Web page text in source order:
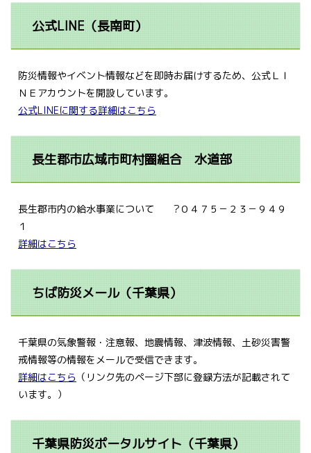
公式LINE（長南町）
防災情報やイベント情報などを即時お届けするため、公式ＬＩ
ＮＥアカウントを開設しています。
公式LINEに関する詳細はこちら
長生郡市広域市町村圏組合 水道部
長生郡市内の給水事業について ?０４７５－２３－９４９
１
詳細はこちら
ちば防災メール（千葉県）
千葉県の気象警報・注意報、地震情報、津波情報、土砂災害警
戒情報等の情報をメールで受信できます。
詳細はこちら （リンク先のページ下部に登録方法が記載されて
います。）
千葉県防災ポータルサイト（千葉県）